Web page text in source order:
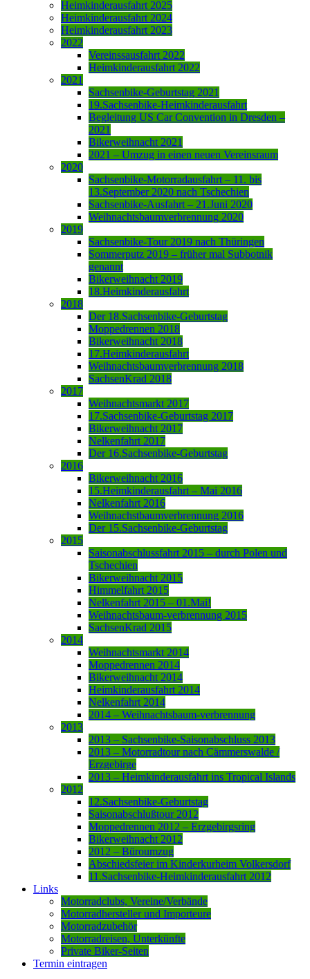
Heimkinderausfahrt 2025
Heimkinderausfahrt 2024
Heimkinderausfahrt 2023
2022
Vereinssausfahrt 2022
Heimkinderausfahrt 2022
2021
Sachsenbike-Geburtstag 2021
19.Sachsenbike-Heimkinderausfahrt
Begleitung US Car Convention in Dresden –
2021
Bikerweihnacht 2021
2021 – Umzug in einen neuen Vereinsraum
2020
Sachsenbike-Motorradausfahrt – 11. bis
13.September 2020 nach Tschechien
Sachsenbike-Ausfahrt – 21.Juni 2020
Weihnachtsbaumverbrennung 2020
2019
Sachsenbike-Tour 2019 nach Thüringen
Sommerputz 2019 – früher mal Subbotnik
genannt
Bikerweihnacht 2019
18.Heimkinderausfahrt
2018
Der 18.Sachsenbike-Geburtstag
Moppedrennen 2018
Bikerweihnacht 2018
17.Heimkinderausfahrt
Weihnachtsbaumverbrennung 2018
SachsenKrad 2018
2017
Weihnachtsmarkt 2017
17.Sachsenbike-Geburtstag 2017
Bikerweihnacht 2017
Nelkenfahrt 2017
Der 16.Sachsenbike-Geburtstag
2016
Bikerweihnacht 2016
15.Heimkinderausfahrt – Mai 2016
Nelkenfahrt 2016
Weihnachstbaumverbrennung 2016
Der 15.Sachsenbike-Geburtstag
2015
Saisonabschlussfahrt 2015 – durch Polen und
Tschechien
Bikerweihnacht 2015
Himmelfahrt 2015
Nelkenfahrt 2015 – 01.Mai!
Weihnachtsbaum-verbrennung 2015
SachsenKrad 2015
2014
Weihnachtsmarkt 2014
Moppedrennen 2014
Bikerweihnacht 2014
Heimkinderausfahrt 2014
Nelkenfahrt 2014
2014 – Weihnachtsbaum-verbrennung
2013
2013 – Sachsenbike-Saisonabschluss 2013
2013 – Motorradtour nach Cämmerswalde /
Erzgebirge
2013 – Heimkinderausfahrt ins Tropical Islands
2012
12.Sachsenbike-Geburtstag
Saisonabschlußtour 2012
Moppedrennen 2012 – Erzgebirgsring
Bikerweihnacht 2012
2012 – Büroumzug
Abschiedsfeier im Kinderkurheim Volkersdorf
11.Sachsenbike-Heimkinderausfahrt 2012
Links
Motorradclubs, Vereine/Verbände
Motorradhersteller und Importeure
Motorradzubehör
Motorradreisen, Unterkünfte
Private Biker-Seiten
Termin eintragen